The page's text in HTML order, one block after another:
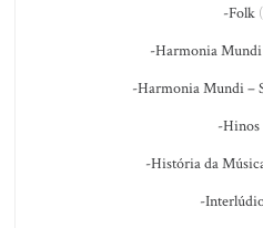
-Folk
-Harmonia Mundi
-Harmonia Mundi –
-Hinos
-História da
-